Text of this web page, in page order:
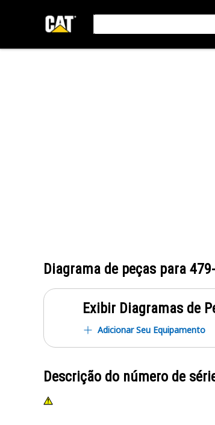
Diagrama de peças para
Exibir Diagramas de
Adicionar Seu Equipamento
Descrição do número de